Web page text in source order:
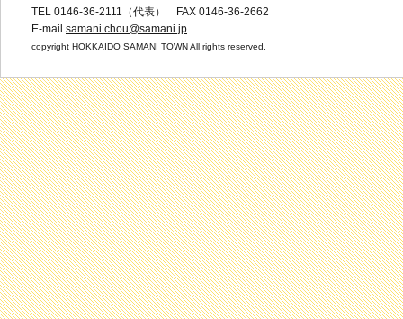
TEL 0146-36-2111（代表） FAX 0146-36-2662
E-mail samani.chou@samani.jp
copyright HOKKAIDO SAMANI TOWN All rights reserved.